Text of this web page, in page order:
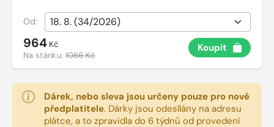
Od:
964 Kč
Na stánku:1066 Kč
Koupit
Dárek, nebo sleva jsou určeny pouze pro nové
předplatitele. Dárky jsou odesílány na adresu
plátce, a to zpravidla do 6 týdnů od provedení